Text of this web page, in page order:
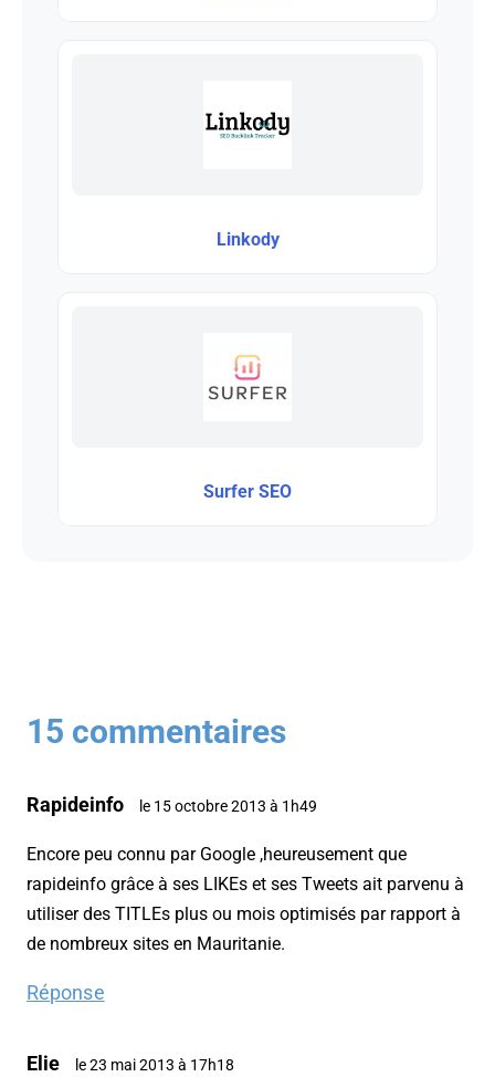
Linkody
Surfer SEO
15 commentaires
Rapideinfo le 15 octobre 2013 à 1h49
Encore peu connu par Google ,heureusement que
rapideinfo grâce à ses LIKEs et ses Tweets ait parvenu à
utiliser des TITLEs plus ou mois optimisés par rapport à
de nombreux sites en Mauritanie.
Réponse
Elie le 23 mai 2013 à 17h18